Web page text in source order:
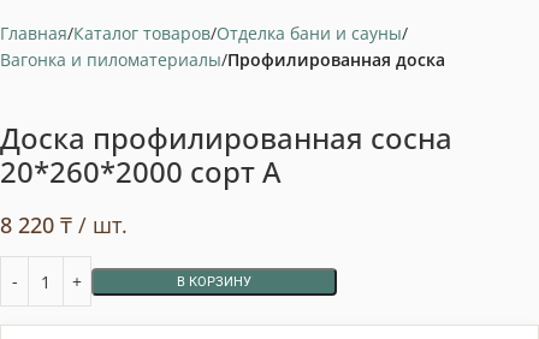
Главная Каталог товаров Отделка бани и сауны
Вагонка и пиломатериалы Профилированная доска
Доска профилированная сосна
20*260*2000 сорт А
8 220 ₸ / шт.
В КОРЗИНУ